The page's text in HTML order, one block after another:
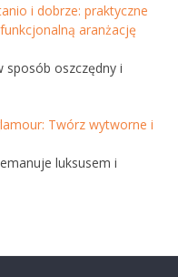
i dobrze: praktyczne
aranżację
sposób oszczędny i
Twórz wytworne i
luksusem i